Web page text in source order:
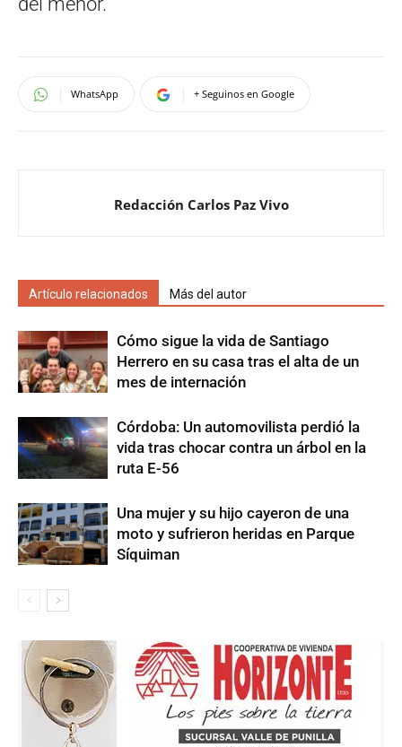
WhatsApp + Seguinos en Google
Redacción Carlos Paz Vivo
Artículo relacionados Más del autor
Cómo sigue la vida de Santiago
Herrero en su casa tras el alta de un
mes de internación
Córdoba: Un automovilista perdió la
vida tras chocar contra un árbol en la
ruta E-56
Una mujer y su hijo cayeron de una
moto y sufrieron heridas en Parque
Síquiman